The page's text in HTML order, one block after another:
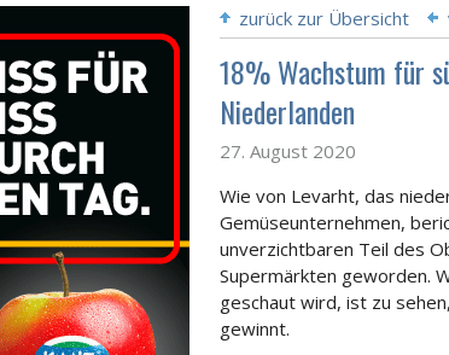
zurück zur Übersicht
18% Wachstum für
Niederlanden
27. August 2020
Wie von Levarht, das
Gemüseunternehmen,
unverzichtbaren Teil des
Supermärkten geworden.
geschaut wird, ist zu
gewinnt.